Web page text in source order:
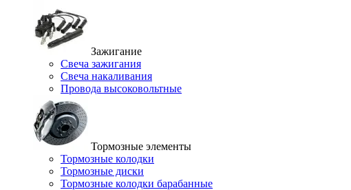
Зажигание
Свеча зажигания
Свеча накаливания
Провода высоковольтные
Тормозные элементы
Тормозные колодки
Тормозные диски
Тормозные колодки барабанные